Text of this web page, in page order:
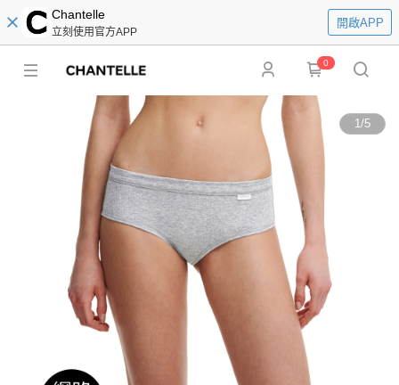
Chantelle
立刻使用官方APP
開啟APP
0
1/5